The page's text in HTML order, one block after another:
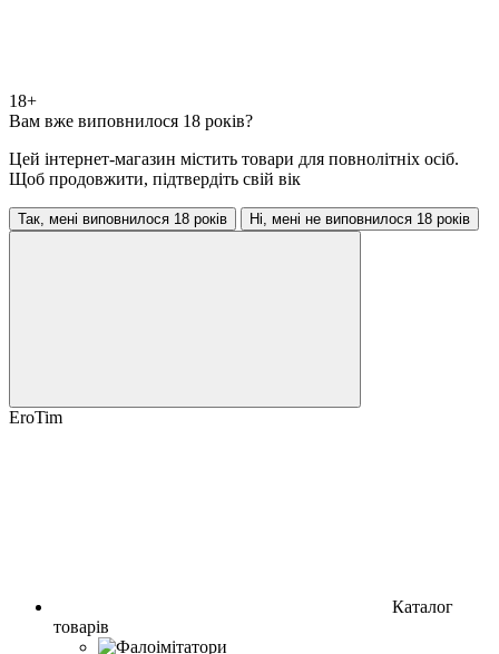
18+
Вам вже виповнилося 18 років?
Цей інтернет-магазин містить товари для повнолітніх осіб.
Щоб продовжити, підтвердіть свій вік
Так, мені виповнилося 18 років Ні, мені не виповнилося 18 років
EroTim
Каталог
товарів